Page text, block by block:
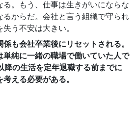
る。もう、仕事は生きがいにならな
るからだ。会社と言う組織で守られ
う不安は大きい。
も会社卒業後にリセットされる。
単純に一緒の職場で働いていた人で
降の生活を定年退職する前までに
える必要がある。